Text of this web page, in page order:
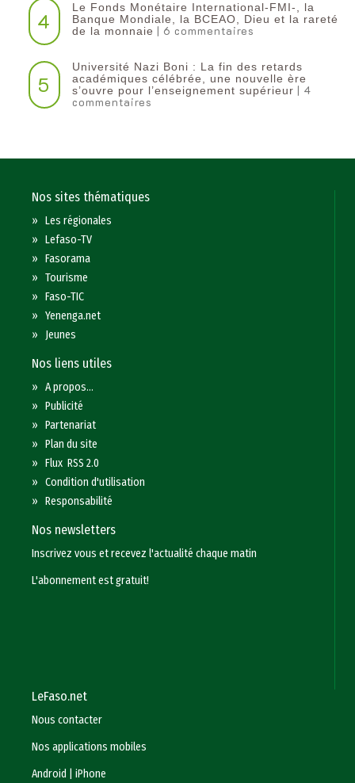
4
Le Fonds Monétaire International-FMI-, la
Banque Mondiale, la BCEAO, Dieu et la rareté
de la monnaie | 6 commentaires
5
Université Nazi Boni : La fin des retards
académiques célébrée, une nouvelle ère
s’ouvre pour l’enseignement supérieur | 4
commentaires
Nos sites thématiques
»Les régionales
»Lefaso-TV
»Fasorama
»Tourisme
»Faso-TIC
»Yenenga.net
» Jeunes
Nos liens utiles
»A propos...
»Publicité
»Partenariat
»Plan du site
»Flux RSS 2.0
»Condition d'utilisation
»Responsabilité
Nos newsletters
Inscrivez vous et recevez l'actualité chaque matin
L'abonnement est gratuit!
LeFaso.net
Nous contacter
Nos applications mobiles
Android
|iPhone